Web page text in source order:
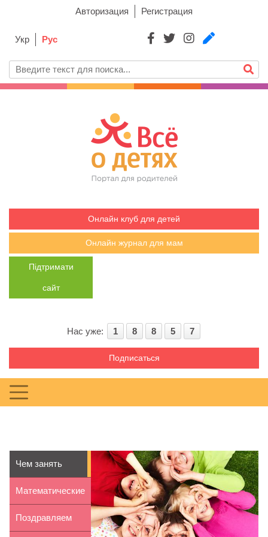
Авторизация Регистрация
Укр Рус
Онлайн клуб для детей
Онлайн журнал для мам
Підтримати
сайт
Нас уже: 1 8 8 5 7
Подписаться
Чем занять
ребенка весной
Математические
задачки
Поздравляем